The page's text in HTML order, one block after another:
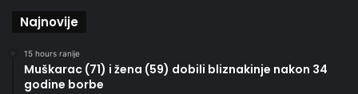
Najnovije
15 hours ranije
Muškarac (71) i žena (59) dobili bliznakinje nakon 34
godine borbe